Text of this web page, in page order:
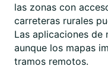
las zonas con
carreteras rurales
Las aplicaciones de
aunque los mapas
tramos remotos.